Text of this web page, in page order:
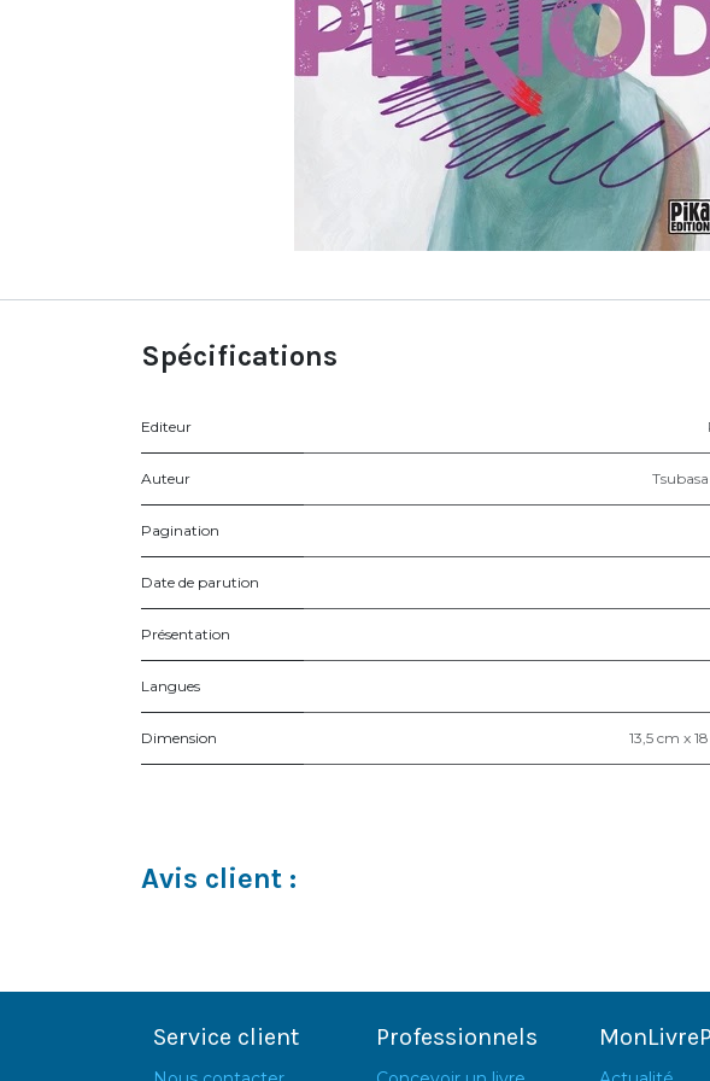
Spécifications
Editeur
Auteur
Pagination
Date de parution
Présentation
Langues
Dimension 13,5 cm x
Avis client :
Service client Professionnels